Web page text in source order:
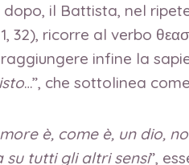
dopo, il Battista, nel
1, 32), ricorre al verbo
infine la
…”, che sottolinea
è, come è, un dio,
tutti gli altri sensi”,